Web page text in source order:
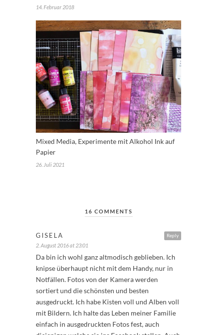
14. Februar 2018
Mixed Media, Experimente mit Alkohol Ink auf
Papier
26. Juli 2021
16 COMMENTS
Reply
GISELA
2. August 2016 at 23:01
Da bin ich wohl ganz altmodisch geblieben. Ich
knipse überhaupt nicht mit dem Handy, nur in
Notfällen. Fotos von der Kamera werden
sortiert und die schönsten und besten
ausgedruckt. Ich habe Kisten voll und Alben voll
mit Bildern. Ich halte das Leben meiner Familie
einfach in ausgedruckten Fotos fest, auch